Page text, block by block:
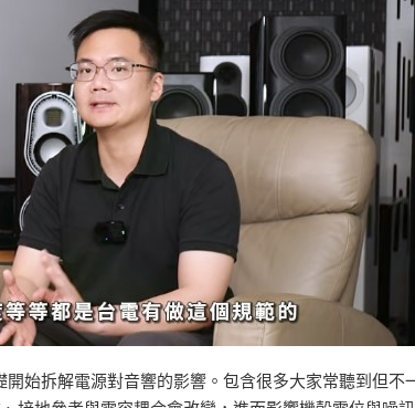
始拆解電源對音響的影響。包含很多大家常聽到但